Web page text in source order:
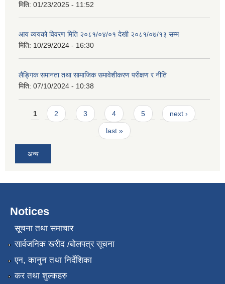
मिति: 01/23/2025 - 11:52
आय व्ययको विवरण मिति २०८१/०४/०१ देखी २०८१/०७/१३ सम्म
मिति: 10/29/2024 - 16:30
लैङ्गिक समानता तथा सामाजिक समावेशीकरण परीक्षण र नीति
मिति: 07/10/2024 - 10:38
Pages
1 2 3 4 5 next ›
last »
अन्य
Notices
सूचना तथा समाचार
सार्वजनिक खरीद /बोलपत्र सूचना
एन, कानुन तथा निर्देशिका
कर तथा शुल्कहरु